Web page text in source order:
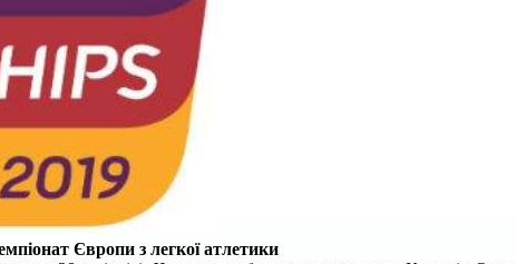
Європи з легкої атлетики